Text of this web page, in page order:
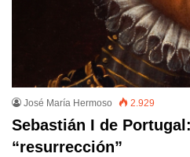
José María Hermoso 2.929
Sebastián I de
“resurrección”